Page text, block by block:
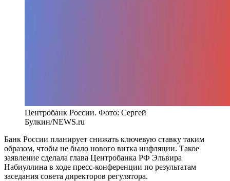
Центробанк России. Фото: Сергей
Булкин/NEWS.ru
Банк России планирует снижать ключевую ставку таким
образом, чтобы не было нового витка инфляции. Такое
заявление сделала глава Центробанка РФ Эльвира
Набиуллина в ходе пресс-конференции по результатам
заседания совета директоров регулятора.